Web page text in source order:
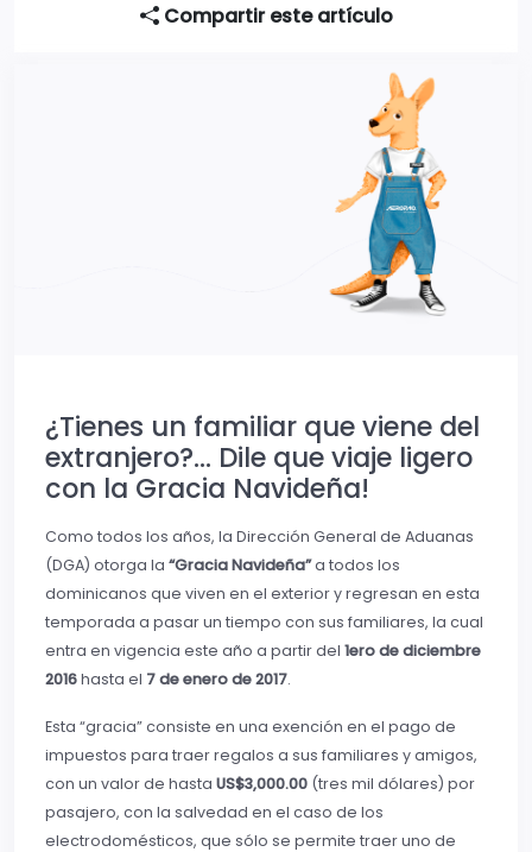
Compartir este artículo
¿Tienes un familiar que viene del
extranjero?… Dile que viaje ligero
con la Gracia Navideña!
Como todos los años, la Dirección General de Aduanas
(DGA) otorga la “Gracia Navideña”a todos los
dominicanos que viven en el exterior y regresan en esta
temporada a pasar un tiempo con sus familiares, la cual
entra en vigencia este año a partir del 1ero de diciembre
2016hasta el 7 de enero de 2017.
Esta “gracia” consiste en una exención en el pago de
impuestos para traer regalos a sus familiares y amigos,
con un valor de hasta US$3,000.00 (tres mil dólares) por
pasajero, con la salvedad en el caso de los
electrodomésticos, que sólo se permite traer uno de